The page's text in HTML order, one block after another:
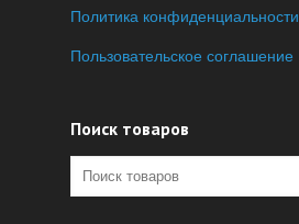
Политика конфиденциальности
Пользовательское соглашение
Поиск товаров